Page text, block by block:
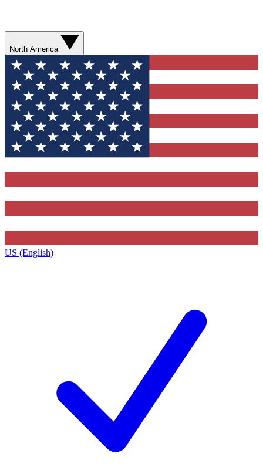
North America
US (English)